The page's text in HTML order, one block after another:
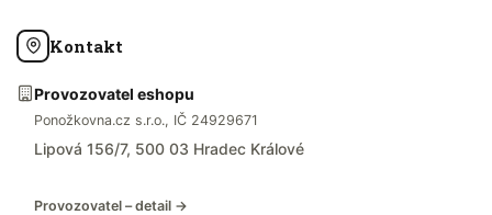
Kontakt
Provozovatel eshopu
Ponožkovna.cz s.r.o., IČ 24929671
Lipová 156/7, 500 03 Hradec Králové
Provozovatel – detail →